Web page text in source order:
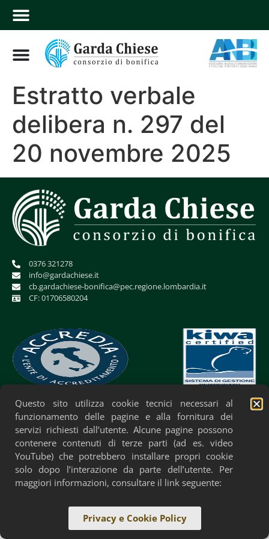
Estratto verbale
delibera n. 297 del
20 novembre 2025
0376 321278
info@gardachiese.it
cb.gardachiese-bonifica@pec.regione.lombardia.it
CF: 01706580204
Privacy Policy Cookie Policy Accessibilità
Questo sito utilizza cookie tecnici necessari al
funzionamento delle pagine e alla fornitura dei
servizi richiesti dall’utente. Alcune pagine possono
contenere contenuti di terze parti (ad es. video
YouTube) che potrebbero installare propri cookie
solo dopo l’interazione da parte dell’utente. Per
maggiori informazioni, consultare il link seguente:
Privacy e Cookie Policy